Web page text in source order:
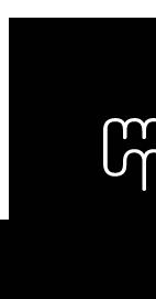
Pied de page